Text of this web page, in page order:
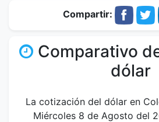
Compartir:
Comparativo
dólar
La cotización del dólar en
Miércoles 8 de Agosto del